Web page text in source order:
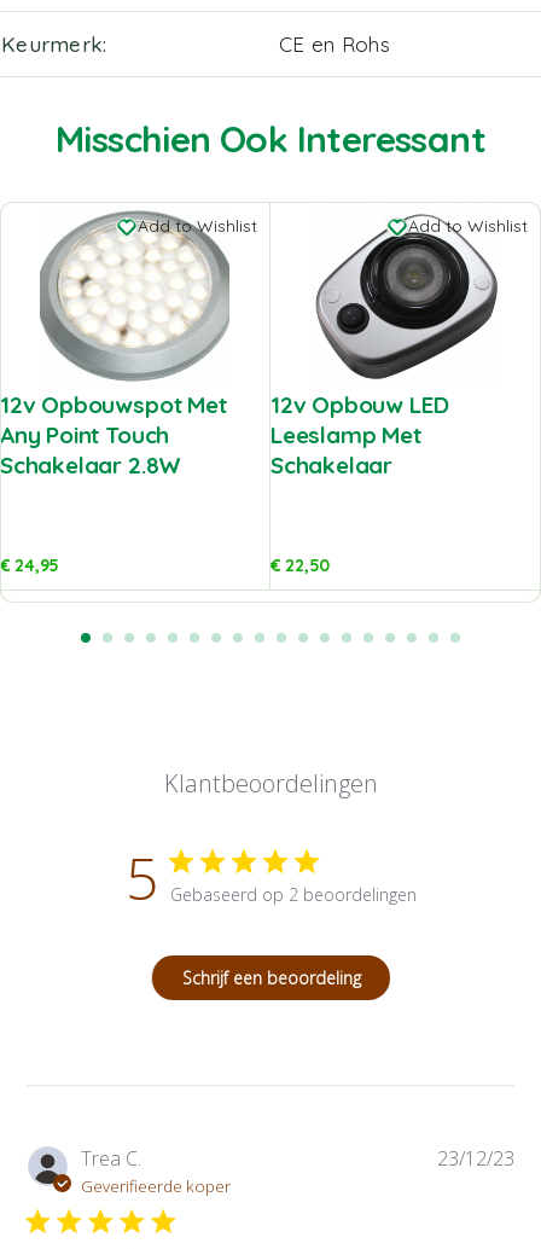
Keurmerk CE en Rohs
Misschien Ook Interessant
Add to Wishlist
12v Opbouwspot Met
Any Point Touch
Schakelaar 2.8W
€24,95
Add to Wishlist
12v Opbouw LED
Leeslamp Met
Schakelaar
€22,50
Klantbeoordelingen
5 Gebaseerd op 2 beoordelingen
Schrijf een beoordeling
Trea C.
Geverifieerde koper
P
23/12/23